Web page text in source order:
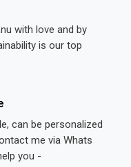
with love and by
is our top
can be personalized
me via Whats
you -